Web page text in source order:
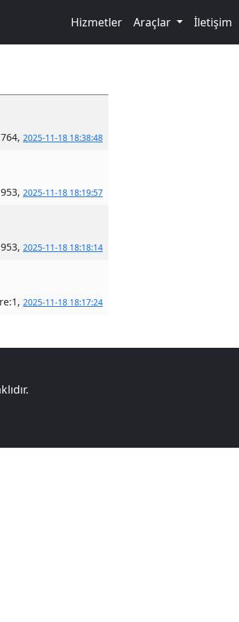
Hizmetler Araçlar İletişim
2025-11-18 18:38:48
2025-11-18 18:19:57
2025-11-18 18:18:14
2025-11-18 18:17:24